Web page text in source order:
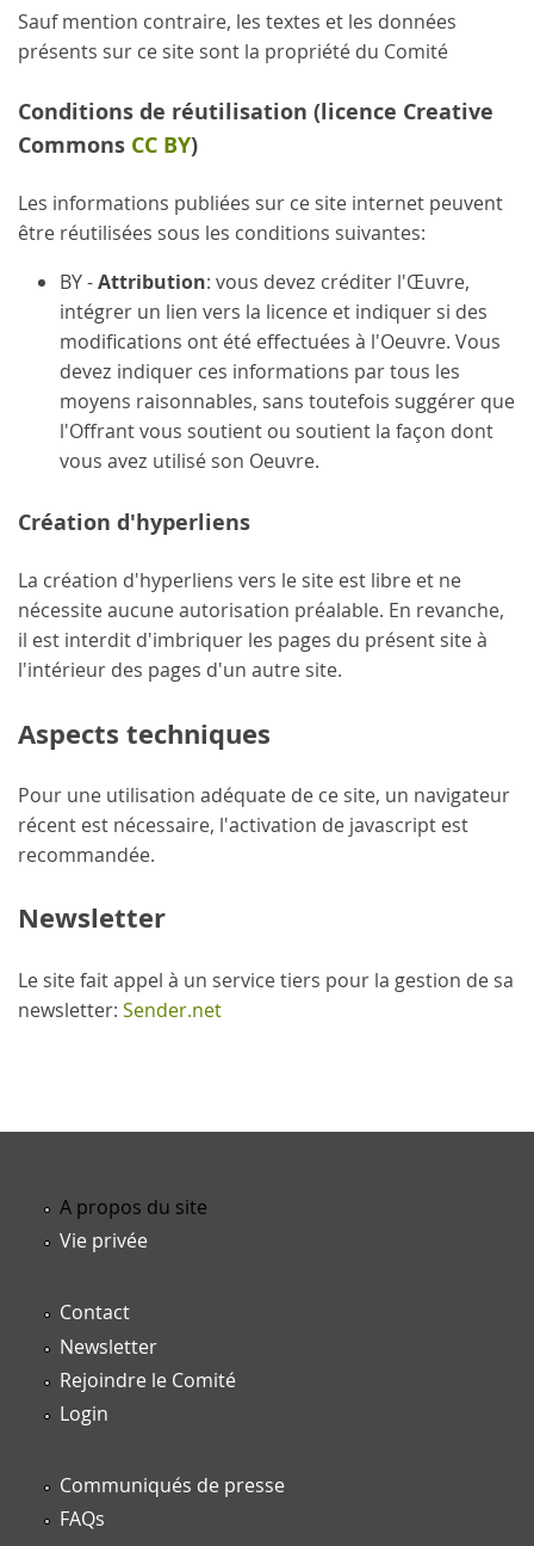
Sauf mention contraire, les textes et les données
présents sur ce site sont la propriété du Comité
Conditions de réutilisation (licence Creative
Commons CC BY)
Les informations publiées sur ce site internet peuvent
être réutilisées sous les conditions suivantes:
BY -Attribution: vous devez créditer l'Œuvre,
intégrer un lien vers la licence et indiquer si des
modifications ont été effectuées à l'Oeuvre. Vous
devez indiquer ces informations par tous les
moyens raisonnables, sans toutefois suggérer que
l'Offrant vous soutient ou soutient la façon dont
vous avez utilisé son Oeuvre.
Création d'hyperliens
La création d'hyperliens vers le site est libre et ne
nécessite aucune autorisation préalable. En revanche,
il est interdit d'imbriquer les pages du présent site à
l'intérieur des pages d'un autre site.
Aspects techniques
Pour une utilisation adéquate de ce site, un navigateur
récent est nécessaire, l'activation de javascript est
recommandée.
Newsletter
Le site fait appel à un service tiers pour la gestion de sa
newsletter: Sender.net
A propos du site
Vie privée
Contact
Newsletter
Rejoindre le Comité
Login
Communiqués de presse
FAQs